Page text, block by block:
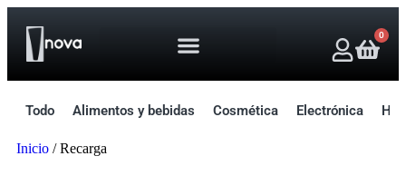
0
Todo Alimentos y bebidas Cosmética Electrónica
Inicio / Recarga